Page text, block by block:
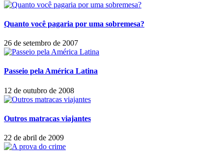
Quanto você pagaria por uma sobremesa?
26 de setembro de 2007
Passeio pela América Latina
12 de outubro de 2008
Outros matracas viajantes
22 de abril de 2009